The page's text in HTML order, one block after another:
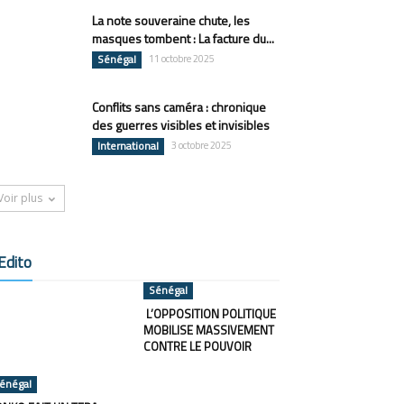
La note souveraine chute, les
masques tombent : La facture du...
Sénégal 11 octobre 2025
Conflits sans caméra : chronique
des guerres visibles et invisibles
International 3 octobre 2025
plus
Sénégal
L’OPPOSITION POLITIQUE
MOBILISE MASSIVEMENT
CONTRE LE POUVOIR